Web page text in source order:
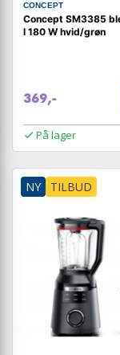
CONCEPT
Concept SM3385
l 180 W hvid/grøn
369,-
På lager
NY TILBUD